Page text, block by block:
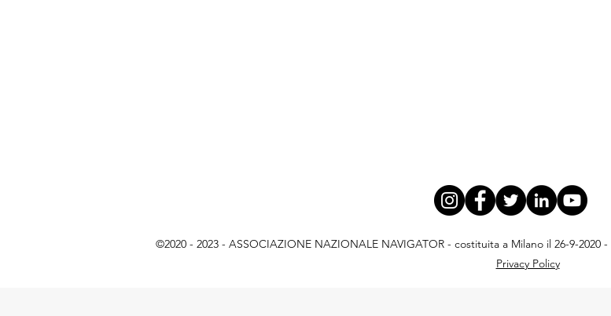
©2020 - 2023 - ASSOCIAZIONE NAZIONALE NAVIGATOR - costituita a Milano il 26-9-2020 -
Privacy Policy